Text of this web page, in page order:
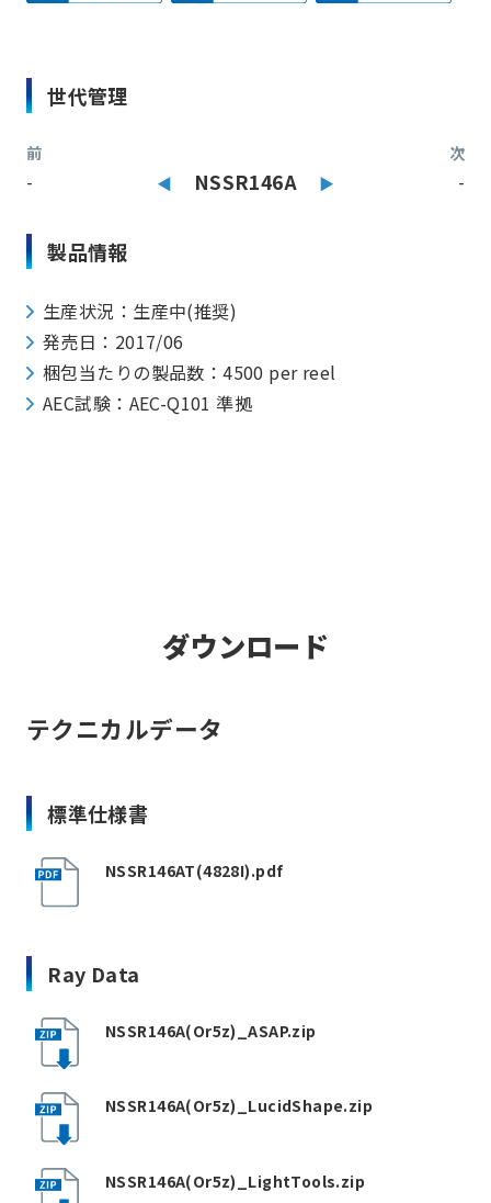
世代管理
前
- NSSR146A
次
-
製品情報
生産状況：生産中(推奨)
発売日：2017/06
梱包当たりの製品数：4500 per reel
AEC試験：AEC-Q101 準拠
ダウンロード
テクニカルデータ
標準仕様書
NSSR146AT(4828I).pdf
Ray Data
NSSR146A(Or5z)_ASAP.zip
NSSR146A(Or5z)_LucidShape.zip
NSSR146A(Or5z)_LightTools.zip